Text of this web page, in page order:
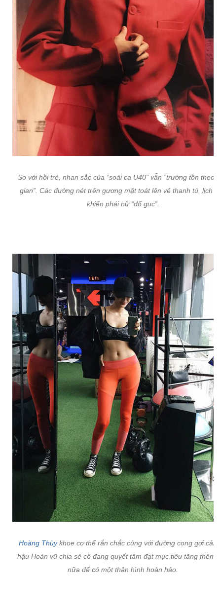
So với hồi trẻ, nhan sắc của “soái ca U40” vẫn “trường tồn theo
gian”. Các đường nét trên gương mặt toát lên vẻ thanh tú, lịch
khiến phái nữ “đổ gục”.
Hoàng Thùykhoe cơ thể rắn chắc cùng với đường cong gợi
hậu Hoàn vũ chia sẻ cô đang quyết tâm đạt mục tiêu tăng thêm
nữa để có một thân hình hoàn hảo.